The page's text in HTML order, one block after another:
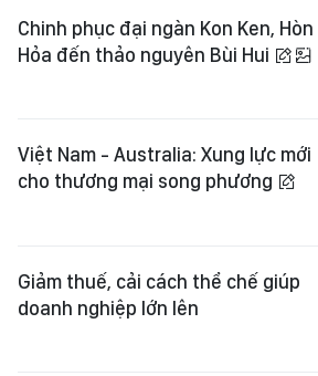
Chinh phục đại ngàn Kon Ken, Hòn
Hỏa đến thảo nguyên Bùi Hui
Việt Nam - Australia: Xung lực mới
cho thương mại song phương
Giảm thuế, cải cách thể chế giúp
doanh nghiệp lớn lên